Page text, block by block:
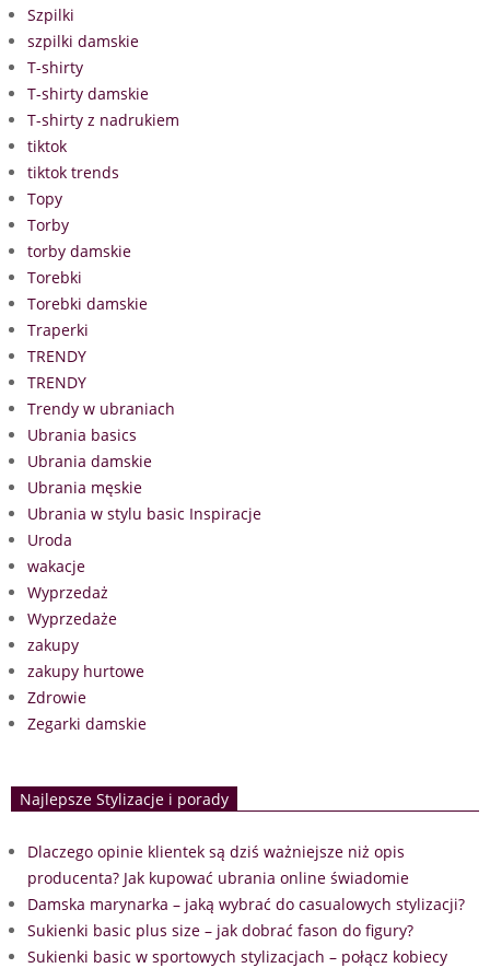
Szpilki
szpilki damskie
T-shirty
T-shirty damskie
T-shirty z nadrukiem
tiktok
tiktok trends
Topy
Torby
torby damskie
Torebki
Torebki damskie
Traperki
TRENDY
TRENDY
Trendy w ubraniach
Ubrania basics
Ubrania damskie
Ubrania męskie
Ubrania w stylu basic Inspiracje
Uroda
wakacje
Wyprzedaż
Wyprzedaże
zakupy
zakupy hurtowe
Zdrowie
Zegarki damskie
Najlepsze Stylizacje i porady
Dlaczego opinie klientek są dziś ważniejsze niż opis
producenta? Jak kupować ubrania online świadomie
Damska marynarka – jaką wybrać do casualowych stylizacji?
Sukienki basic plus size – jak dobrać fason do figury?
Sukienki basic w sportowych stylizacjach – połącz kobiecy